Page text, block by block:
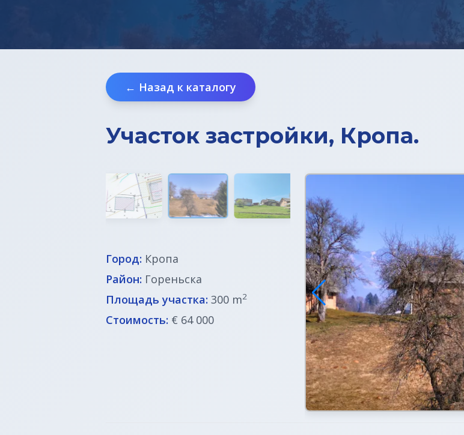
← Назад к каталогу
Участок застройки, Кропа.
Город: Кропа
Район: Гореньска
Площадь участка: 300 m2
Стоимость: € 64 000